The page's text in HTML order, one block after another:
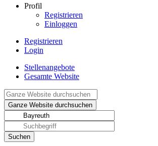
Profil
Registrieren
Einloggen
Registrieren
Login
Stellenangebote
Gesamte Website